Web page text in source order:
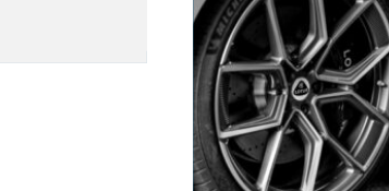
avgör valet av delar hur
bilen kommer att fu...